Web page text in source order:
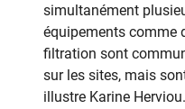
simultanément
équipements comme
filtration sont
sur les sites, mais
illustre Karine Herviou.